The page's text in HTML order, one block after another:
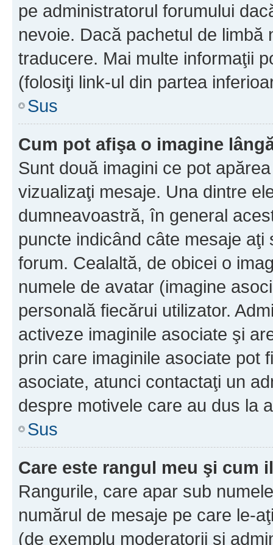
pe administratorul forumului
nevoie. Dacă pachetul de
traducere. Mai multe informaţii
(folosiţi link-ul din partea
Sus
Cum pot afişa o imagine
Sunt două imagini ce pot
vizualizaţi mesaje. Una dintre
dumneavoastră, în general
puncte indicând câte mesaje
forum. Cealaltă, de obicei o
numele de avatar (imagine
personală fiecărui utilizator.
activeze imaginile asociate şi
prin care imaginile asociate pot
asociate, atunci contactaţi un
despre motivele care au dus la
Sus
Care este rangul meu şi cum
Rangurile, care apar sub
numărul de mesaje pe care le-
(de exemplu moderatorii şi